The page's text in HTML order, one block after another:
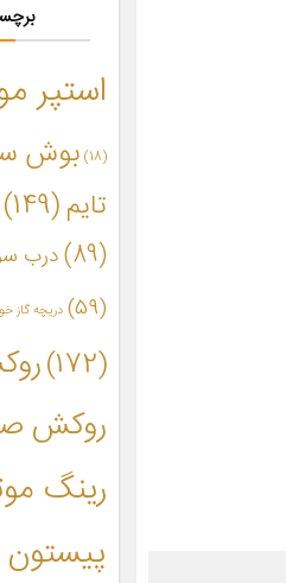
استپر
(18) بوش
تایم(149)
(89)
درب
(59)
دریچه گاز
(172)
روکش
رینگ
پیستون